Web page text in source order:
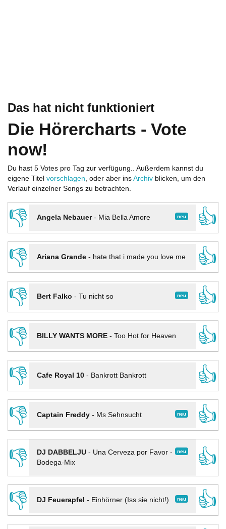
Das hat nicht funktioniert
Die Hörercharts - Vote
now!
Du hast 5 Votes pro Tag zur verfügung.. Außerdem kannst du
eigene Titel vorschlagen, oder aber ins Archiv blicken, um den
Verlauf einzelner Songs zu betrachten.
👎 neu
Angela Nebauer- Mia Bella Amore
👍
👎
Ariana Grande- hate that i made you love me
👍
👎
neu
Bert Falko - Tu nicht so
👍
👎
BILLY WANTS MORE- Too Hot for Heaven
👍
👎
Cafe Royal 10- Bankrott Bankrott
👍
👎
neu
Captain Freddy- Ms Sehnsucht
👍
👎
neu
DJ DABBELJU- Una Cerveza por Favor -
Bodega-Mix
👍
👎
neu
DJ Feuerapfel - Einhörner (Iss sie nicht!)
👍